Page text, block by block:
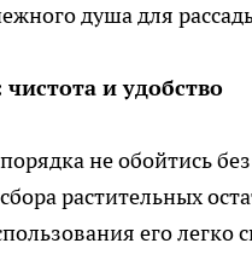
душа для
и удобство
не обойтись
растительных
его легко